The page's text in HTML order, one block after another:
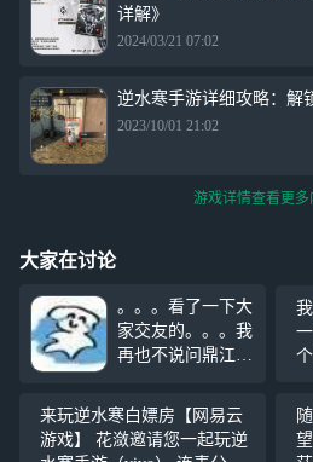
详解》
2024/03/21 07:02
逆水寒手游详细攻略：解
2023/10/01 21:02
游戏详情查看更多
大家在讨论
。。。看了一下大
家交友的。。。我
再也不说问鼎江湖
问鼎的老师好
多。。。老师们带
我玩
来玩逆水寒白嫖房【网易云
游戏】 花潋邀请您一起玩逆